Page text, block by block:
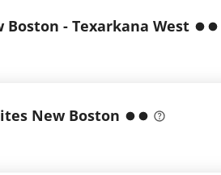
- Texarkana West
New Boston